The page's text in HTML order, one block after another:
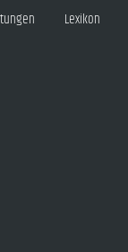
Lexikon